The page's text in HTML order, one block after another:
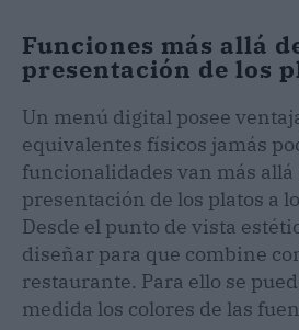
Funciones más allá
presentación de los
Un menú digital posee
equivalentes físicos jamás
funcionalidades van más allá
presentación de los platos a
Desde el punto de vista
diseñar para que combine
restaurante. Para ello se
medida los colores de las